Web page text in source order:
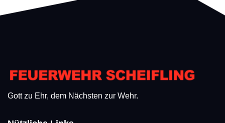
Gott zu Ehr, dem Nächsten zur Wehr.